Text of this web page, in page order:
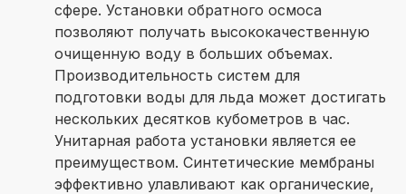
сфере. Установки обратного осмоса
позволяют получать высококачественную
очищенную воду в больших объемах.
Производительность систем для
подготовки воды для льда может достигать
нескольких десятков кубометров в час.
Унитарная работа установки является ее
преимуществом. Синтетические мембраны
эффективно улавливают как органические,